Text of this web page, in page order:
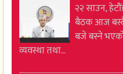
२२ साउन,
बैठक आज बस्दै
बजे बस्ने
व्यवस्था तथा...